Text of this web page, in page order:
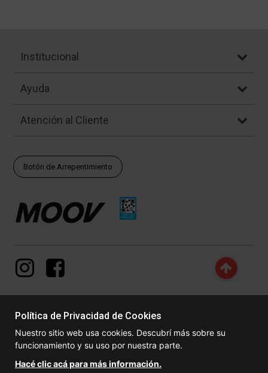
Institucional
Ayuda
Atención al Cliente
Botón de Arrepentimiento
DERECHOS RESERVADOS. Las fotos contenidas en este site, el
logotipo y las marcas son propiedad de www.dexter.com.ar y/o de
sus respectivos titulares. Está prohibida la reproducción total o
parcial, sin la expresa autorización de la administradora de la
Política de Privacidad de Cookies
Nuestro sitio web usa cookies. Descubrí más sobre su
funcionamiento y su uso por nuestra parte.
Hacé clic acá para más información.